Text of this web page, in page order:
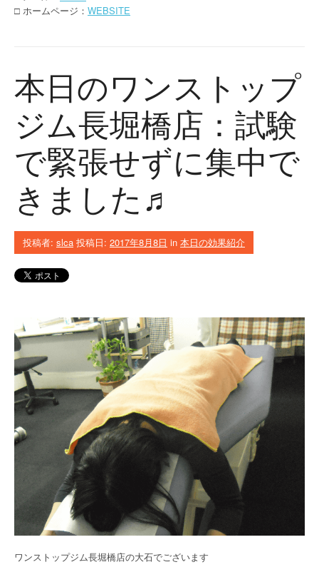
□ ホームページ： WEBSITE
本日のワンストップ
ジム長堀橋店：試験
で緊張せずに集中で
きました♬
投稿者: slca 投稿日: 2017年8月8日 in 本日の効果紹介
ワンストップジム長堀橋店の大石でございます